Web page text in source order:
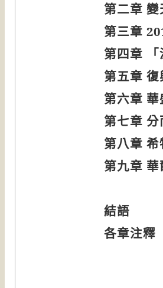
第二章 變
第三章
第四章
第五章
第六章
第七章
第八章
第九章
結語
各章注釋